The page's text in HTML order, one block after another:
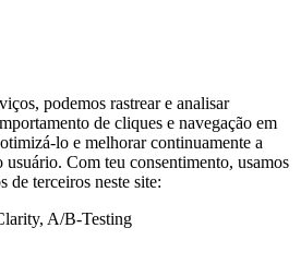
podemos rastrear e analisar
de cliques e navegação em
lo e melhorar continuamente a
usuário. Com teu consentimento, usamos
de terceiros neste site:
A/B-Testing